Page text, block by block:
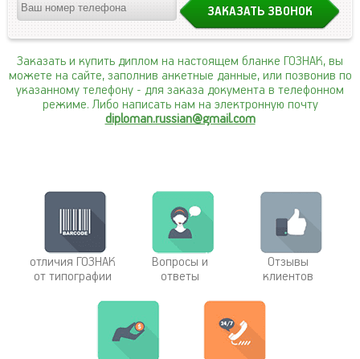
Заказать и купить диплом на настоящем бланке ГОЗНАК, вы
можете на сайте, заполнив анкетные данные, или позвонив по
указанному телефону - для заказа документа в телефонном
режиме. Либо написать нам на электронную почту
diploman.russian@gmail.com
отличия ГОЗНАК
от типографии
Вопросы и
ответы
Отзывы
клиентов